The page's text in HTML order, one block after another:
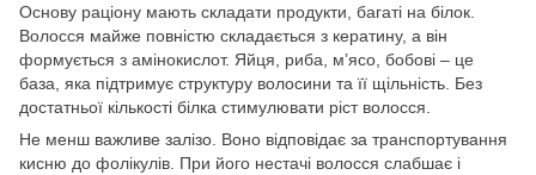
Основу раціону мають складати продукти, багаті на білок.
Волосся майже повністю складається з кератину, а він
формується з амінокислот. Яйця, риба, м’ясо, бобові – це
база, яка підтримує структуру волосини та її щільність. Без
достатньої кількості білка стимулювати ріст волосся.
Не менш важливе залізо. Воно відповідає за транспортування
кисню до фолікулів. При його нестачі волосся слабшає і